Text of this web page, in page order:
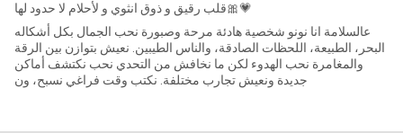
قلب رقيق و ذوق انثوي و لأحلام لا حدود لها🎀💗
عالسلامة انا نونو شخصية هادئة مرحة وصبورة نحب الجمال بكل أشكاله
البحر، الطبيعة، اللحظات الصادقة، والناس الطيبين. نعيش بتوازن بين الرقة
والمغامرة نحب الهدوء لكن ما نخافش من التحدي نحب نكتشف أماكن
جديدة ونعيش تجارب مختلفة. نكتب وقت فراغي نسبح، ون